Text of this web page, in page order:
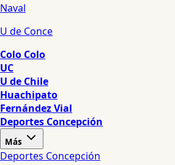
Naval
U de Conce
Colo Colo
UC
U de Chile
Huachipato
Fernández Vial
Deportes Concepción
Más
Deportes Concepción